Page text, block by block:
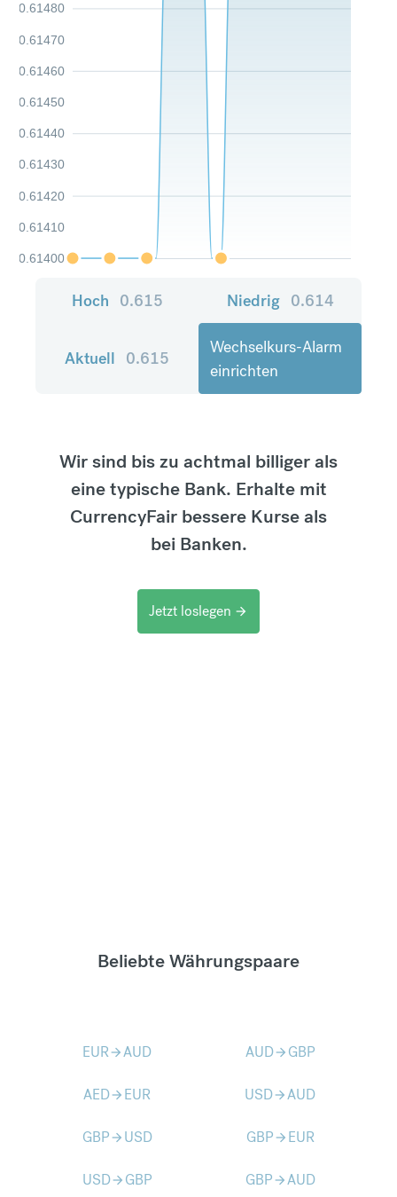
0.61400
0.61410
0.61420
0.61430
0.61440
0.61450
0.61460
0.61470
0.61480
Hoch 0.615 Niedrig 0.614
Aktuell 0.615
Wechselkurs-Alarm
einrichten
Wir sind bis zu achtmal billiger als
eine typische Bank. Erhalte mit
CurrencyFair bessere Kurse als
bei Banken.
Jetzt loslegen arrow_forward
Beliebte Währungspaare
EURarrow_forwardAUD AUDarrow_forward GBP
AEDarrow_forward EUR USDarrow_forwardAUD
GBParrow_forward USD GBParrow_forward EUR
USDarrow_forward GBP GBParrow_forwardAUD